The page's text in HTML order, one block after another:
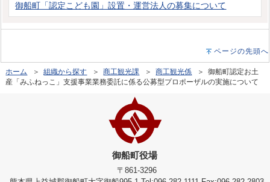
御船町「認定こども園」設置・運営法人の募集について
ページの先頭へ
ホーム ＞組織から探す ＞商工観光課 ＞商工観光係 ＞ 御船町認定お土
産「みふねっこ」支援事業業務委託に係る公募型プロポーザルの実施について
御船町役場
〒861-3296